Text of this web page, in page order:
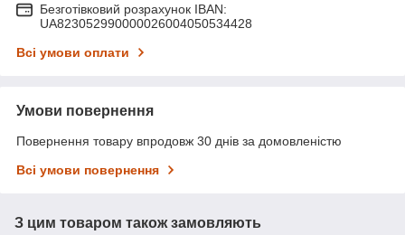
Безготівковий розрахунок IBAN:
UA823052990000026004050534428
Всі умови оплати
Умови повернення
Повернення товару впродовж 30 днів за домовленістю
Всі умови повернення
З цим товаром також замовляють